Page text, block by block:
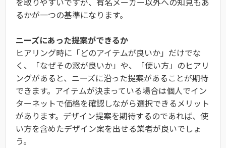
るかが一つの基準になります。
ニーズにあった提案ができるか
ヒアリング時に「どのアイテムが良いか」だけでな
く、「なぜその窓が良いか」や、「使い方」のヒアリ
ングがあると、ニーズに沿った提案があることが期待
できます。アイテムが決まっている場合は個人でイン
ターネットで価格を確認しながら選択できるメリット
があります。デザイン提案を期待するのであれば、使
い方を含めたデザイン案を出せる業者が良いでしょ
う。